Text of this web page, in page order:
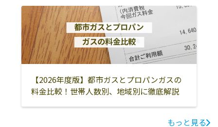
【2026年度版】都市ガスとプロパンガスの
料金比較！世帯人数別、地域別に徹底解説
もっと見る